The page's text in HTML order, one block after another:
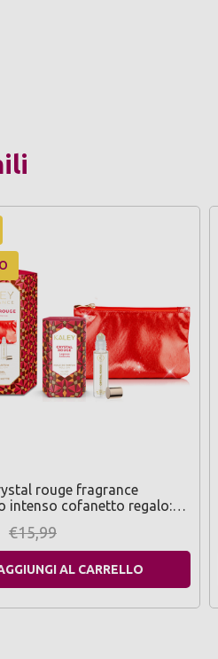
rouge fragrance
intenso cofanetto regalo:
schiuma, deluxe pochette
€15,99
AL CARRELLO